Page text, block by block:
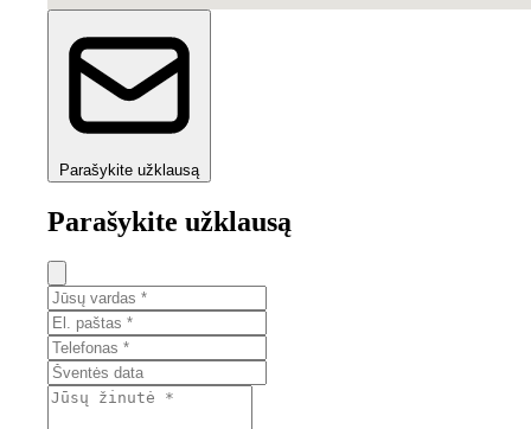
Parašykite užklausą
Parašykite užklausą